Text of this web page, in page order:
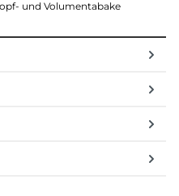
und Volumentabake